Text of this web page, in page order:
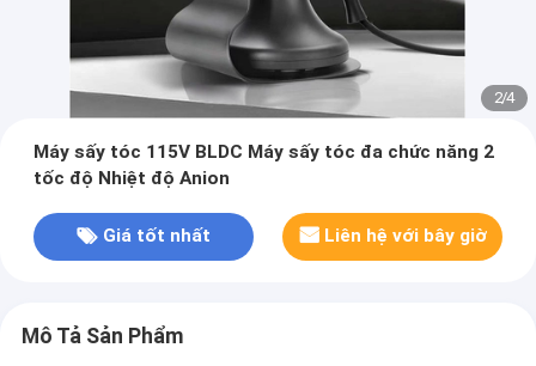
2/4
Máy sấy tóc 115V BLDC Máy sấy tóc đa chức năng 2
tốc độ Nhiệt độ Anion
Giá tốt nhất Liên hệ với bây giờ
Mô Tả Sản Phẩm